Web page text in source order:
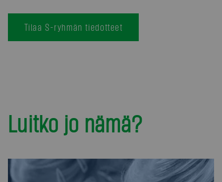
Tilaa S-ryhmän tiedotteet
Luitko jo nämä?